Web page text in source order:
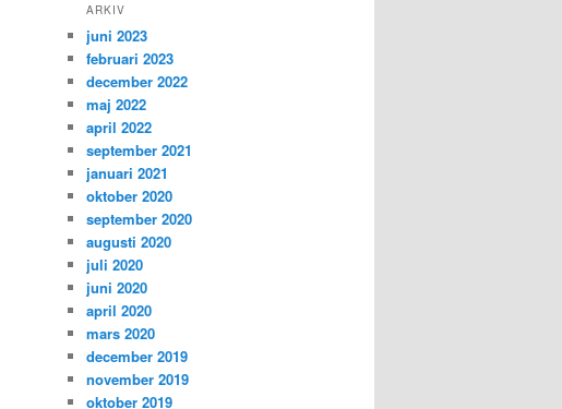
ARKIV
juni 2023
februari 2023
december 2022
maj 2022
april 2022
september 2021
januari 2021
oktober 2020
september 2020
augusti 2020
juli 2020
juni 2020
april 2020
mars 2020
december 2019
november 2019
oktober 2019